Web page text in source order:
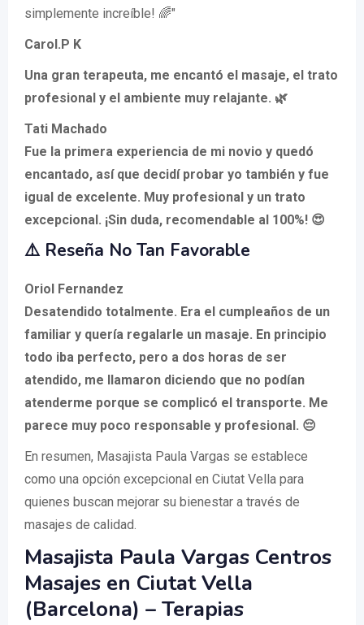
simplemente increíble! 🌈"
Carol.P K
Una gran terapeuta, me encantó el masaje, el trato
profesional y el ambiente muy relajante. 🌿
Tati Machado
Fue la primera experiencia de mi novio y quedó
encantado, así que decidí probar yo también y fue
igual de excelente. Muy profesional y un trato
excepcional. ¡Sin duda, recomendable al 100%! 😍
⚠️ Reseña No Tan Favorable
Oriol Fernandez
Desatendido totalmente. Era el cumpleaños de un
familiar y quería regalarle un masaje. En principio
todo iba perfecto, pero a dos horas de ser
atendido, me llamaron diciendo que no podían
atenderme porque se complicó el transporte. Me
parece muy poco responsable y profesional. 😔
En resumen, Masajista Paula Vargas se establece
como una opción excepcional en Ciutat Vella para
quienes buscan mejorar su bienestar a través de
masajes de calidad.
Masajista Paula Vargas Centros
Masajes en Ciutat Vella
(Barcelona) – Terapias